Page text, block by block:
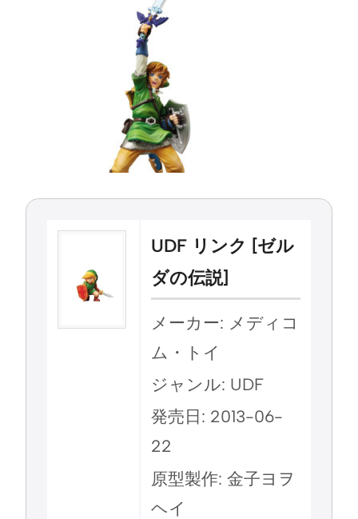
UDF リンク [ゼル
ダの伝説]
メーカー: メディコ
ム・トイ
ジャンル: UDF
発売日: 2013-06-
22
原型製作: 金子ヨヲ
ヘイ